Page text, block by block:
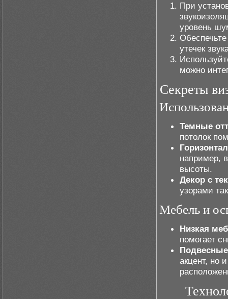
При
уровень
утечек
можно
Секреты
Темные
потолок
например,
высоты.
Декор с
узорами
Мебель и
Низкая
помогает
акцент, но